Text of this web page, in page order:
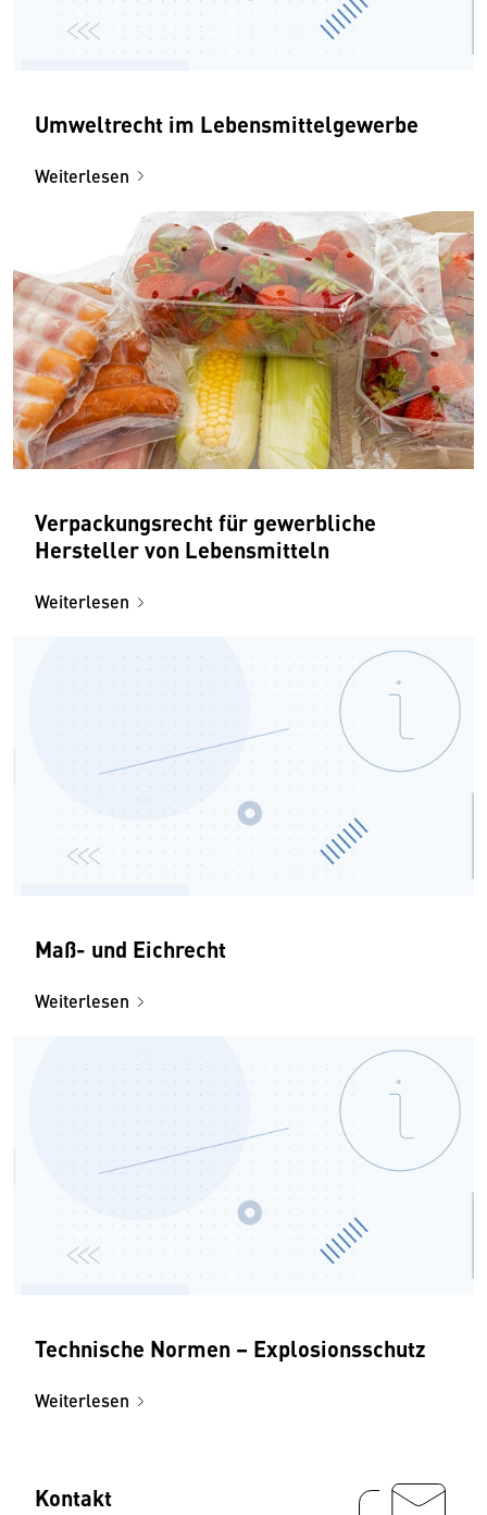
Umweltrecht im Lebensmittelgewerbe
Weiterlesen
Verpackungsrecht für gewerbliche
Hersteller von Lebensmitteln
Weiterlesen
Maß- und Eichrecht
Weiterlesen
Technische Normen – Explosionsschutz
Weiterlesen
Kontakt